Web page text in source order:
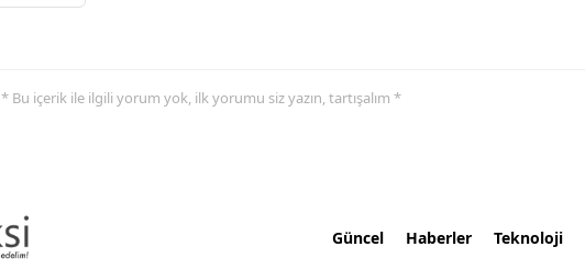
* Bu içerik ile ilgili yorum yok, ilk yorumu siz yazın, tartışalım *
Güncel Haberler Teknoloji